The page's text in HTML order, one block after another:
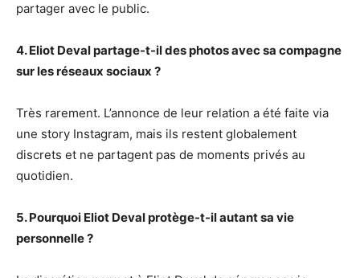
partager avec le public.
4. Eliot Deval partage-t-il des photos avec sa compagne
sur les réseaux sociaux ?
Très rarement. L’annonce de leur relation a été faite via
une story Instagram, mais ils restent globalement
discrets et ne partagent pas de moments privés au
quotidien.
5. Pourquoi Eliot Deval protège-t-il autant sa vie
personnelle ?